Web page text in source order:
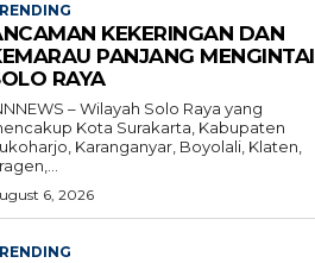
KEKERINGAN DAN
PANJANG MENGINTAI
RAYA
– Wilayah Solo Raya yang
Kota Surakarta, Kabupaten
Karanganyar, Boyolali, Klaten,
6, 2026